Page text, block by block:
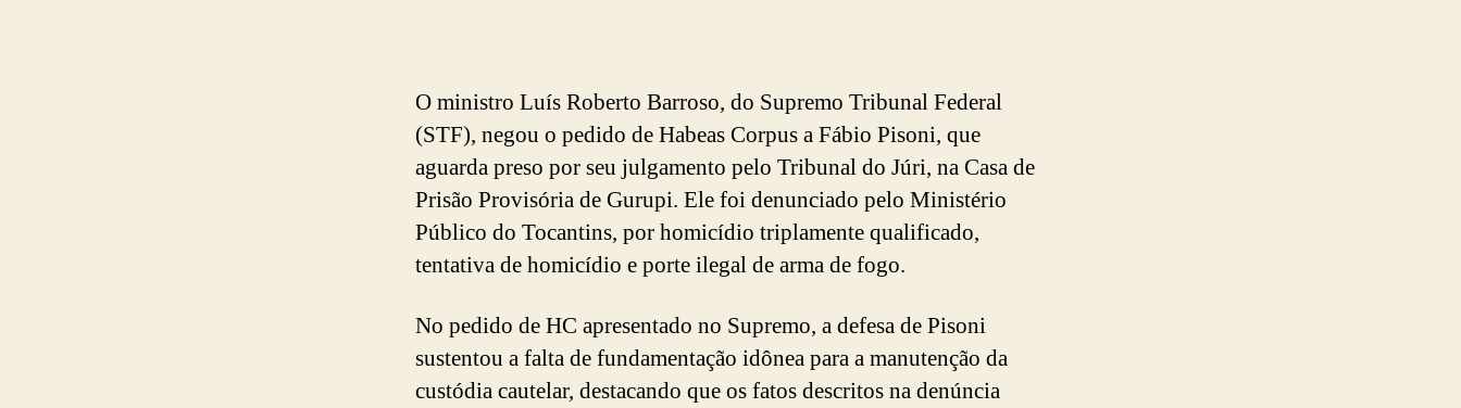
O ministro Luís Roberto Barroso, do Supremo Tribunal Federal
(STF), negou o pedido de Habeas Corpus a Fábio Pisoni, que
aguarda preso por seu julgamento pelo Tribunal do Júri, na Casa de
Prisão Provisória de Gurupi. Ele foi denunciado pelo Ministério
Público do Tocantins, por homicídio triplamente qualificado,
tentativa de homicídio e porte ilegal de arma de fogo.
No pedido de HC apresentado no Supremo, a defesa de Pisoni
sustentou a falta de fundamentação idônea para a manutenção da
custódia cautelar, destacando que os fatos descritos na denúncia